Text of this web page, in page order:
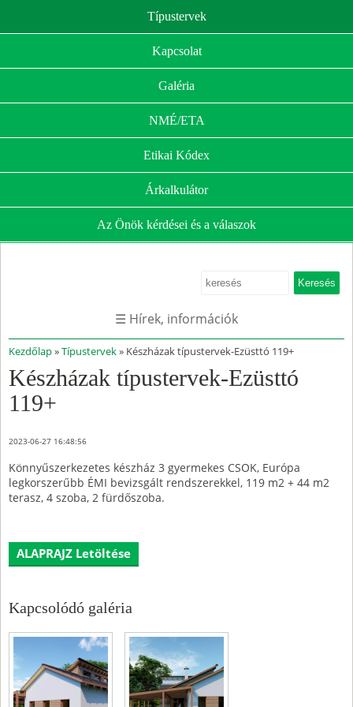
Típustervek
Kapcsolat
Galéria
NMÉ/ETA
Etikai Kódex
Árkalkulátor
Az Önök kérdései és a válaszok
☰ Hírek, információk
Kezdőlap»Típustervek» Készházak típustervek-Ezüsttó 119+
Készházak típustervek-Ezüsttó
119+
2023-06-27 16:48:56
Könnyűszerkezetes készház 3 gyermekes CSOK, Európa
legkorszerűbb ÉMI bevizsgált rendszerekkel, 119 m2 + 44 m2
terasz, 4 szoba, 2 fürdőszoba.
ALAPRAJZ Letöltése
Kapcsolódó galéria